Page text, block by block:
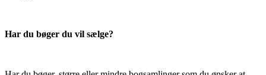
Har du bøger du vil sælge?